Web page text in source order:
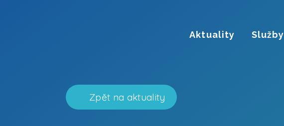
Aktuality Služby
Zpět na aktuality